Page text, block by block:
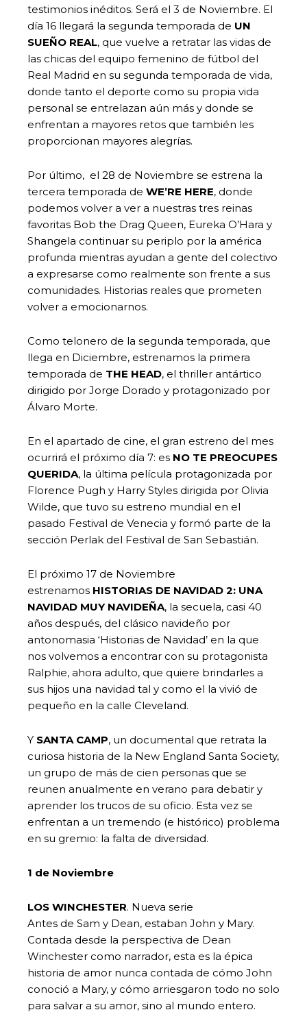
testimonios inéditos. Será el 3 de Noviembre. El
día 16 llegará la segunda temporada de UN
SUEÑO REAL, que vuelve a retratar las vidas de
las chicas del equipo femenino de fútbol del
Real Madrid en su segunda temporada de vida,
donde tanto el deporte como su propia vida
personal se entrelazan aún más y donde se
enfrentan a mayores retos que también les
proporcionan mayores alegrías.
Por último, el 28 de Noviembre se estrena la
tercera temporada de WE’RE HERE, donde
podemos volver a ver a nuestras tres reinas
favoritas Bob the Drag Queen, Eureka O’Hara y
Shangela continuar su periplo por la américa
profunda mientras ayudan a gente del colectivo
a expresarse como realmente son frente a sus
comunidades. Historias reales que prometen
volver a emocionarnos.
Como telonero de la segunda temporada, que
llega en Diciembre, estrenamos la primera
temporada de THE HEAD, el thriller antártico
dirigido por Jorge Dorado y protagonizado por
Álvaro Morte.
En el apartado de cine, el gran estreno del mes
ocurrirá el próximo día 7: es NO TE PREOCUPES
QUERIDA, la última película protagonizada por
Florence Pugh y Harry Styles dirigida por Olivia
Wilde, que tuvo su estreno mundial en el
pasado Festival de Venecia y formó parte de la
sección Perlak del Festival de San Sebastián.
El próximo 17 de Noviembre
estrenamos HISTORIAS DE NAVIDAD 2: UNA
NAVIDAD MUY NAVIDEÑA, la secuela, casi 40
años después, del clásico navideño por
antonomasia ‘Historias de Navidad’ en la que
nos volvemos a encontrar con su protagonista
Ralphie, ahora adulto, que quiere brindarles a
sus hijos una navidad tal y como el la vivió de
pequeño en la calle Cleveland.
Y SANTA CAMP, un documental que retrata la
curiosa historia de la New England Santa Society,
un grupo de más de cien personas que se
reunen anualmente en verano para debatir y
aprender los trucos de su oficio. Esta vez se
enfrentan a un tremendo (e histórico) problema
en su gremio: la falta de diversidad.
1 de Noviembre
LOS WINCHESTER. Nueva serie
Antes de Sam y Dean, estaban John y Mary.
Contada desde la perspectiva de Dean
Winchester como narrador, esta es la épica
historia de amor nunca contada de cómo John
conoció a Mary, y cómo arriesgaron todo no solo
para salvar a su amor, sino al mundo entero.